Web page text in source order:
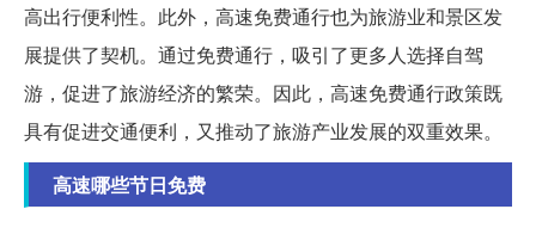
高出行便利性。此外，高速免费通行也为旅游业和景区发
展提供了契机。通过免费通行，吸引了更多人选择自驾
游，促进了旅游经济的繁荣。因此，高速免费通行政策既
具有促进交通便利，又推动了旅游产业发展的双重效果。
高速哪些节日免费